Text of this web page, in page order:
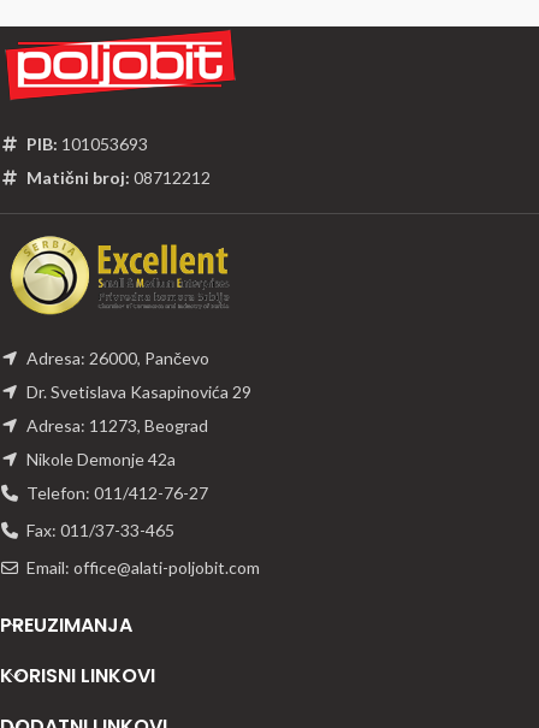
PIB: 101053693
Matični broj: 08712212
Adresa: 26000, Pančevo
Dr. Svetislava Kasapinovića 29
Adresa: 11273, Beograd
Nikole Demonje 42a
Telefon: 011/412-76-27
Fax: 011/37-33-465
Email: office@alati-poljobit.com
PREUZIMANJA
KORISNI LINKOVI